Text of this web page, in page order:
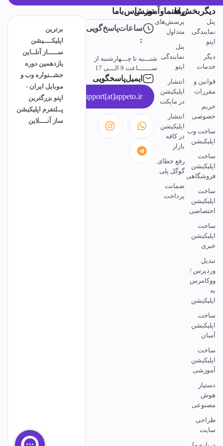
دیگربخش‌ها
پنل
نمایندگی
اپتو
دیگر
خدمات
قوانین و
مقررات
حریم
خصوصی
ساخت وب
اپلیکیشن
ساخت
اپلیکیشن
فروشگاهی
ساخت
اپلیکیشن
اختصاصی
ساخت
اپلیکیشن
خبری
تبدیل
وردپرس /
ووکامرس
به
اپلیکیشن
ساخت
اپلیکیشن
آسان
ساخت
اپلیکیشن
آموزشی
دستیار
هوش
مصنوعی
طراحی
سایت
راهنماوآموزش
پرسش‌های
متداول
پنل
نمایندگی
اپتو
انتشار
اپلیکیشن
در مایکت
انتشار
اپلیکیشن
در کافه
بازار
رفع خطای
گوگل پلی
ضمانت
پرداخت
تمــــاس‌باما
ساعات‌پاسخ‌گویی
:
شنـــبه تا چـــهارشنبه از
ســـــــاعت 9 الـــی 17
ایمیل‌پاسخگویی
support[at]appeto.ir
برترین
اپلیکــــیشن
ســـــاز آنلــاین
یازدهمین دوره
جشــنواره وب و
موبایل ایران -
اپتو بزرگترین
پــلتفرم اپلیکیشن
ساز آنــــلاین